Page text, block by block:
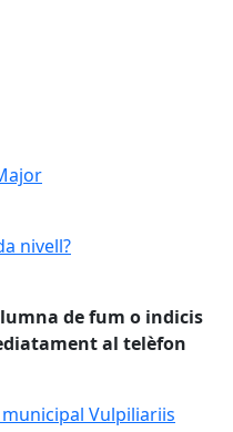
nivell?
nivell?
de fum o indicis
al telèfon
Vulpiliariis
Vulpiliariis